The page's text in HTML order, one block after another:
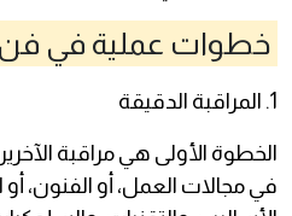
خطوات عملية في فن
1. المراقبة الدقيقة
الخطوة الأولى هي مراقبة
في مجالات العمل، أو الفنون، أو